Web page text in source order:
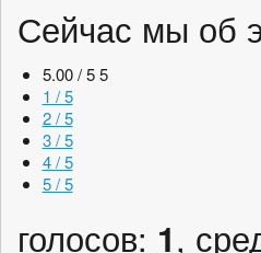
Сейчас мы об
5.00 / 5 5
1 / 5
2 / 5
3 / 5
4 / 5
5 / 5
голосов: 1,